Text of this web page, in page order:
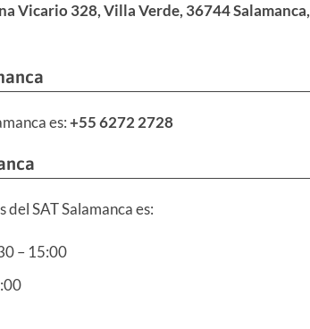
Vicario 328, Villa Verde, 36744 Salamanca,
es:+55 6272 2728
del SAT Salamanca es:
– 15:00